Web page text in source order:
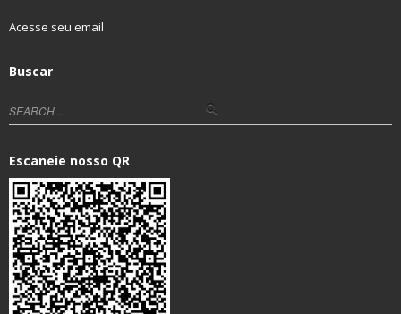
Acesse seu email
Buscar
Escaneie nosso QR